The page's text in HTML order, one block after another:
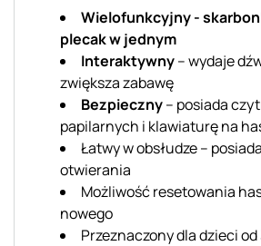
Wielofunkcyjny -
plecak w jednym
Interaktywny– wydaje
zwiększa zabawę
Bezpieczny– posiada
papilarnych i klawiaturę na
Łatwy w obsłudze –
otwierania
Możliwość resetowania
nowego
Przeznaczony dla dzieci